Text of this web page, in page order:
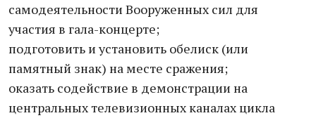
самодеятельности Вооруженных сил для
участия в гала-концерте;
подготовить и установить обелиск (или
памятный знак) на месте сражения;
оказать содействие в демонстрации на
центральных телевизионных каналах цикла